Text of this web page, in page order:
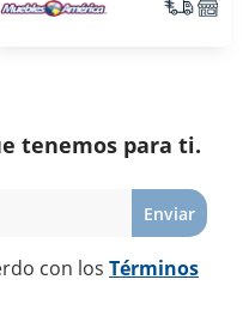
tenemos para ti.
Enviar
con los Términos